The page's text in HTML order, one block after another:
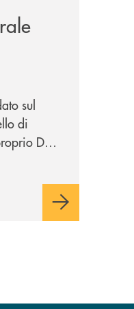
cosa
sul
di
DNA